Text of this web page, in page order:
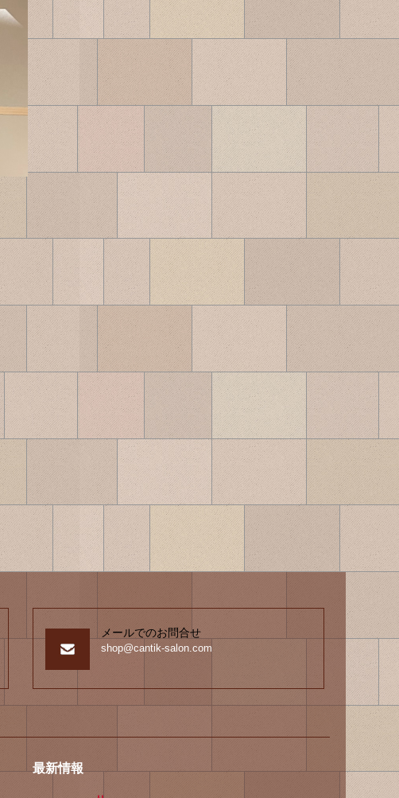
メールでのお問合せ
shop@cantik-salon.com
最新情報